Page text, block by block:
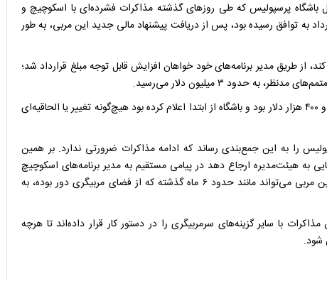
باشگاه پرسپولیس که طی روزهای گذشته مذاکرات فشرده‌ای با اسکوچیچ و
به توافق رسیده بود، پس از دریافت پیشنهاد مالی جدید این مربی، به طور
از طریق مدیر برنامه‌های خود خواهان افزایش قابل توجه مبلغ قرارداد شد؛
حدود ۳ میلیون دلار می‌رسید.
این در حالی بود که رقم اولیه مورد توافق حدود ۲ میلیون و ۴۰۰ هزار دلار بود و باشگاه از ابتدا اعلام کرده بود هیچ‌گونه تغییر یا الحاقیه‌ای
را به این جمع‌بندی رساند که ادامه مذاکرات ضرورتی ندارد. بر همین
به هیئت‌مدیره ارجاع دهد در پیامی مستقیم به مدیر برنامه‌های اسکوچیچ
اعلام کرد باشگاه دیگر تمایلی به ادامه مذاکرات ندارد و این مربی می‌تواند مانند حدود ۶ ماه گذشته که از فضای مربیگری دور بوده، به
با سایر گزینه‌های سرمربیگری را در دستور کار قرار داده‌اند تا هرچه
شود.